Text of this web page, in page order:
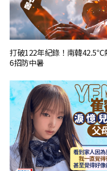
打破122年紀錄！南韓42.5℃
6招防中暑